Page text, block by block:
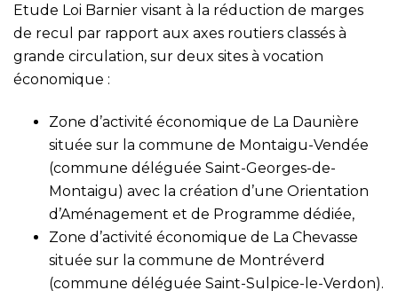
Etude Loi Barnier visant à la réduction de marges
de recul par rapport aux axes routiers classés à
grande circulation, sur deux sites à vocation
économique :
Zone d’activité économique de La Daunière
située sur la commune de Montaigu-Vendée
(commune déléguée Saint-Georges-de-
Montaigu) avec la création d’une Orientation
d’Aménagement et de Programme dédiée,
Zone d’activité économique de La Chevasse
située sur la commune de Montréverd
(commune déléguée Saint-Sulpice-le-Verdon).